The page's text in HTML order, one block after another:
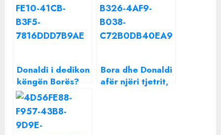
Donaldi i dedikon
këngën Borës?
VIDEO nga BBV,
momenti kur i
tregon Semit për
tekstin
Bora dhe Donaldi
afër njëri tjetrit,